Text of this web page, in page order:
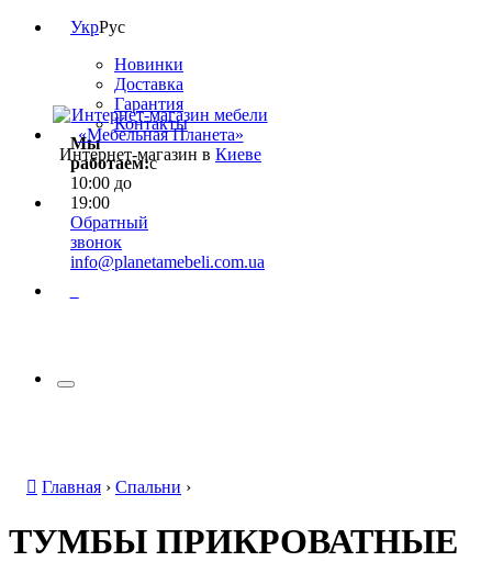
УкрРус
Новинки
Доставка
Гарантия
Контакты
Мы
работаем:с
10:00 до
19:00
Обратный
звонок
info@planetamebeli.com.ua
Интернет-магазин в Киеве
Главная › Спальни ›
ТУМБЫ ПРИКРОВАТНЫЕ